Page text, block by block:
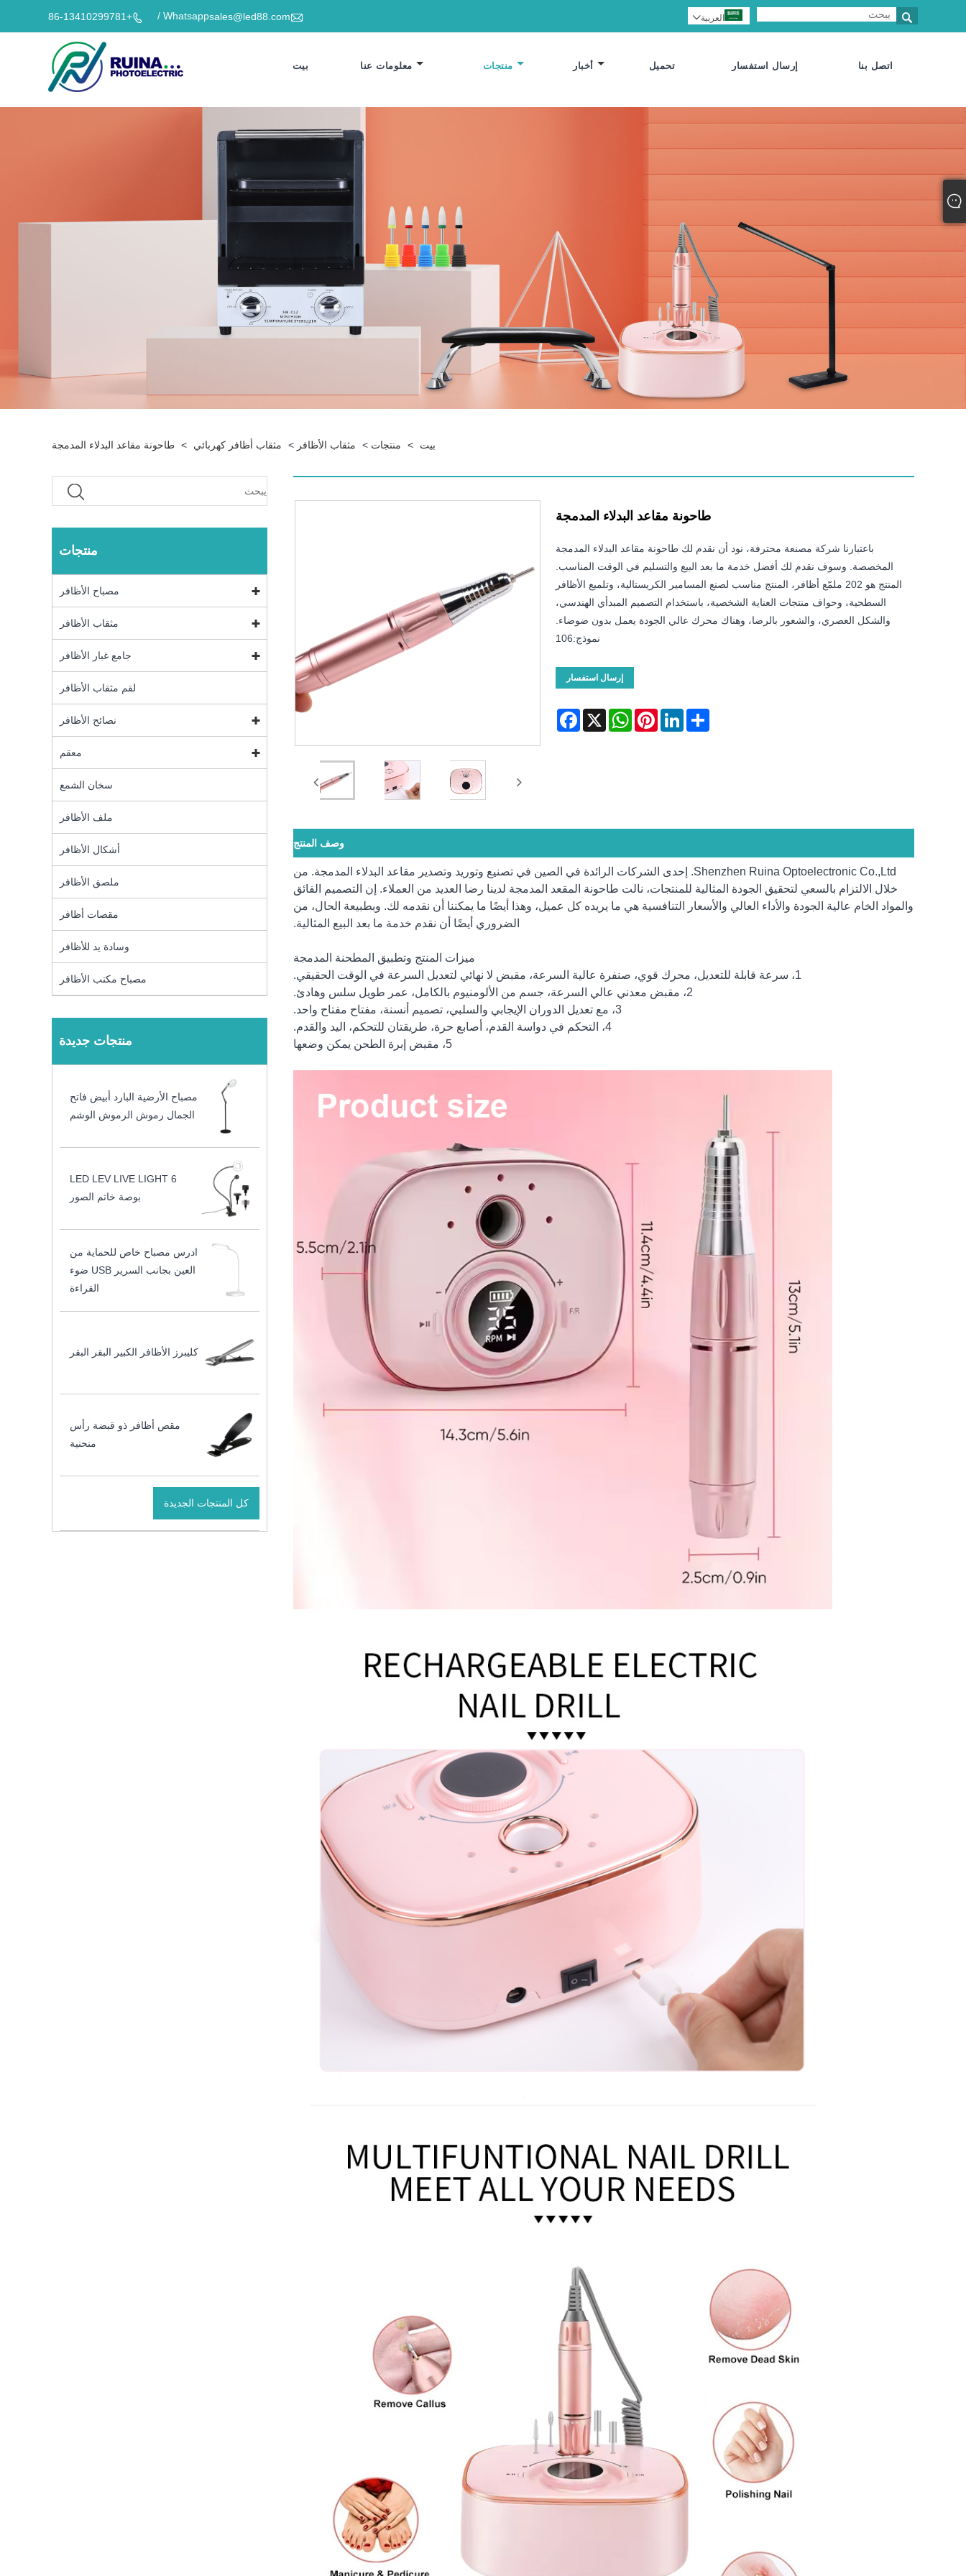

sales@led88.com
Whatsapp /

+86-13410299781  العربية
بيت معلومات عنا منتجات أخبار تحميل إرسال استفسار اتصل بنا
بيت > منتجات > مثقاب الأظافر > مثقاب أظافر كهربائي > طاحونة مقاعد البدلاء المدمجة
منتجات
مصباح الأظافر
مثقاب الأظافر
جامع غبار الأظافر
لقم مثقاب الأظافر
نصائح الأظافر
معقم
سخان الشمع
ملف الأظافر
أشكال الأظافر
ملصق الأظافر
مقصات أظافر
وسادة يد للأظافر
مصباح مكتب الأظافر
منتجات جديدة
مصباح الأرضية البارد أبيض فاتح
الجمال رموش الرموش الوشم
LED LEV LIVE LIGHT 6
بوصة خاتم الصور
ادرس مصباح خاص للحماية من
العين بجانب السرير USB ضوء
القراءة
كليبرز الأظافر الكبير البقر البقر
مقص أظافر ذو قبضة رأس
منحنية
كل المنتجات الجديدة
طاحونة مقاعد البدلاء المدمجة
باعتبارنا شركة مصنعة محترفة، نود أن نقدم لك طاحونة مقاعد البدلاء المدمجة
المخصصة. وسوف نقدم لك أفضل خدمة ما بعد البيع والتسليم في الوقت المناسب.
المنتج هو 202 ملمّع أظافر، المنتج مناسب لصنع المسامير الكريستالية، وتلميع الأظافر
السطحية، وحواف منتجات العناية الشخصية، باستخدام التصميم المبدأي الهندسي،
والشكل العصري، والشعور بالرضا، وهناك محرك عالي الجودة يعمل بدون ضوضاء.
نموذج:106
إرسال استفسار
Facebook X
WhatsAppPinterestLinkedInShare
وصف المنتج
Shenzhen Ruina Optoelectronic Co.,Ltd. إحدى الشركات الرائدة في الصين في تصنيع وتوريد وتصدير مقاعد البدلاء المدمجة. من
خلال الالتزام بالسعي لتحقيق الجودة المثالية للمنتجات، نالت طاحونة المقعد المدمجة لدينا رضا العديد من العملاء. إن التصميم الفائق
والمواد الخام عالية الجودة والأداء العالي والأسعار التنافسية هي ما يريده كل عميل، وهذا أيضًا ما يمكننا أن نقدمه لك. وبطبيعة الحال، من
الضروري أيضًا أن نقدم خدمة ما بعد البيع المثالية.
ميزات المنتج وتطبيق المطحنة المدمجة
1، سرعة قابلة للتعديل، محرك قوي، صنفرة عالية السرعة، مقبض لا نهائي لتعديل السرعة في الوقت الحقيقي.
2، مقبض معدني عالي السرعة، جسم من الألومنيوم بالكامل، عمر طويل سلس وهادئ.
3، مع تعديل الدوران الإيجابي والسلبي، تصميم أنسنة، مفتاح مفتاح واحد.
4، التحكم في دواسة القدم، أصابع حرة، طريقتان للتحكم، اليد والقدم.
5، مقبض إبرة الطحن يمكن وضعها